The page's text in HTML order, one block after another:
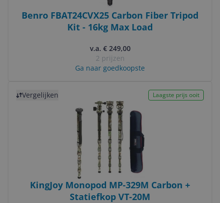
Benro FBAT24CVX25 Carbon Fiber Tripod
Kit - 16kg Max Load
v.a. € 249,00
2 prijzen
Ga naar goedkoopste
Vergelijken Laagste prijs ooit
KingJoy Monopod MP-329M Carbon +
Statiefkop VT-20M